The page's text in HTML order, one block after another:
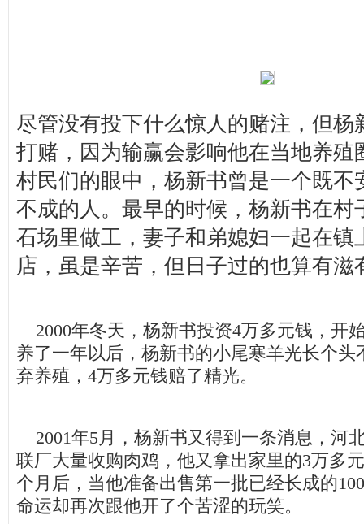
尽管没有投下什么惊人的赌注，但杨
打赌，因为输赢会影响他在当地养殖
村民们的眼中，杨新书曾是一个既不
不成的人。最早的时候，杨新书在村
石场里做工，妻子和弟媳妇一起在镇
店，虽是辛苦，但日子过的也算有滋
2000年冬天，杨新书投资4万多元钱，开
养了一年以后，杨新书的小尾寒羊光长个头
弃养殖，4万多元钱赔了精光。
2001年5月，杨新书又得到一条消息，河
联厂大量收购肉鸡，他又拿出家里的3万多
个月后，当他准备出售第一批已经长成的
命运却再次跟他开了个苦涩的玩笑。